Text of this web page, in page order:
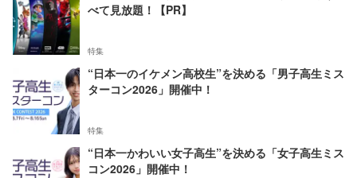
べて見放題！【PR】
特集
“日本一のイケメン高校生”を決める「男子高生ミス
ターコン2026」開催中！
特集
“日本一かわいい女子高生”を決める「女子高生ミス
コン2026」開催中！